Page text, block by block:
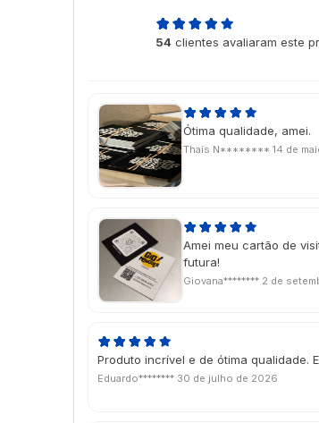
54 clientes avaliaram este
Ótima qualidade, amei.
Thais N******** 14 de
Amei meu cartão de
futura!
Giovana******** 2 de
Produto incrível e de ótima qualidade.
Eduardo******** 30 de julho de 2026